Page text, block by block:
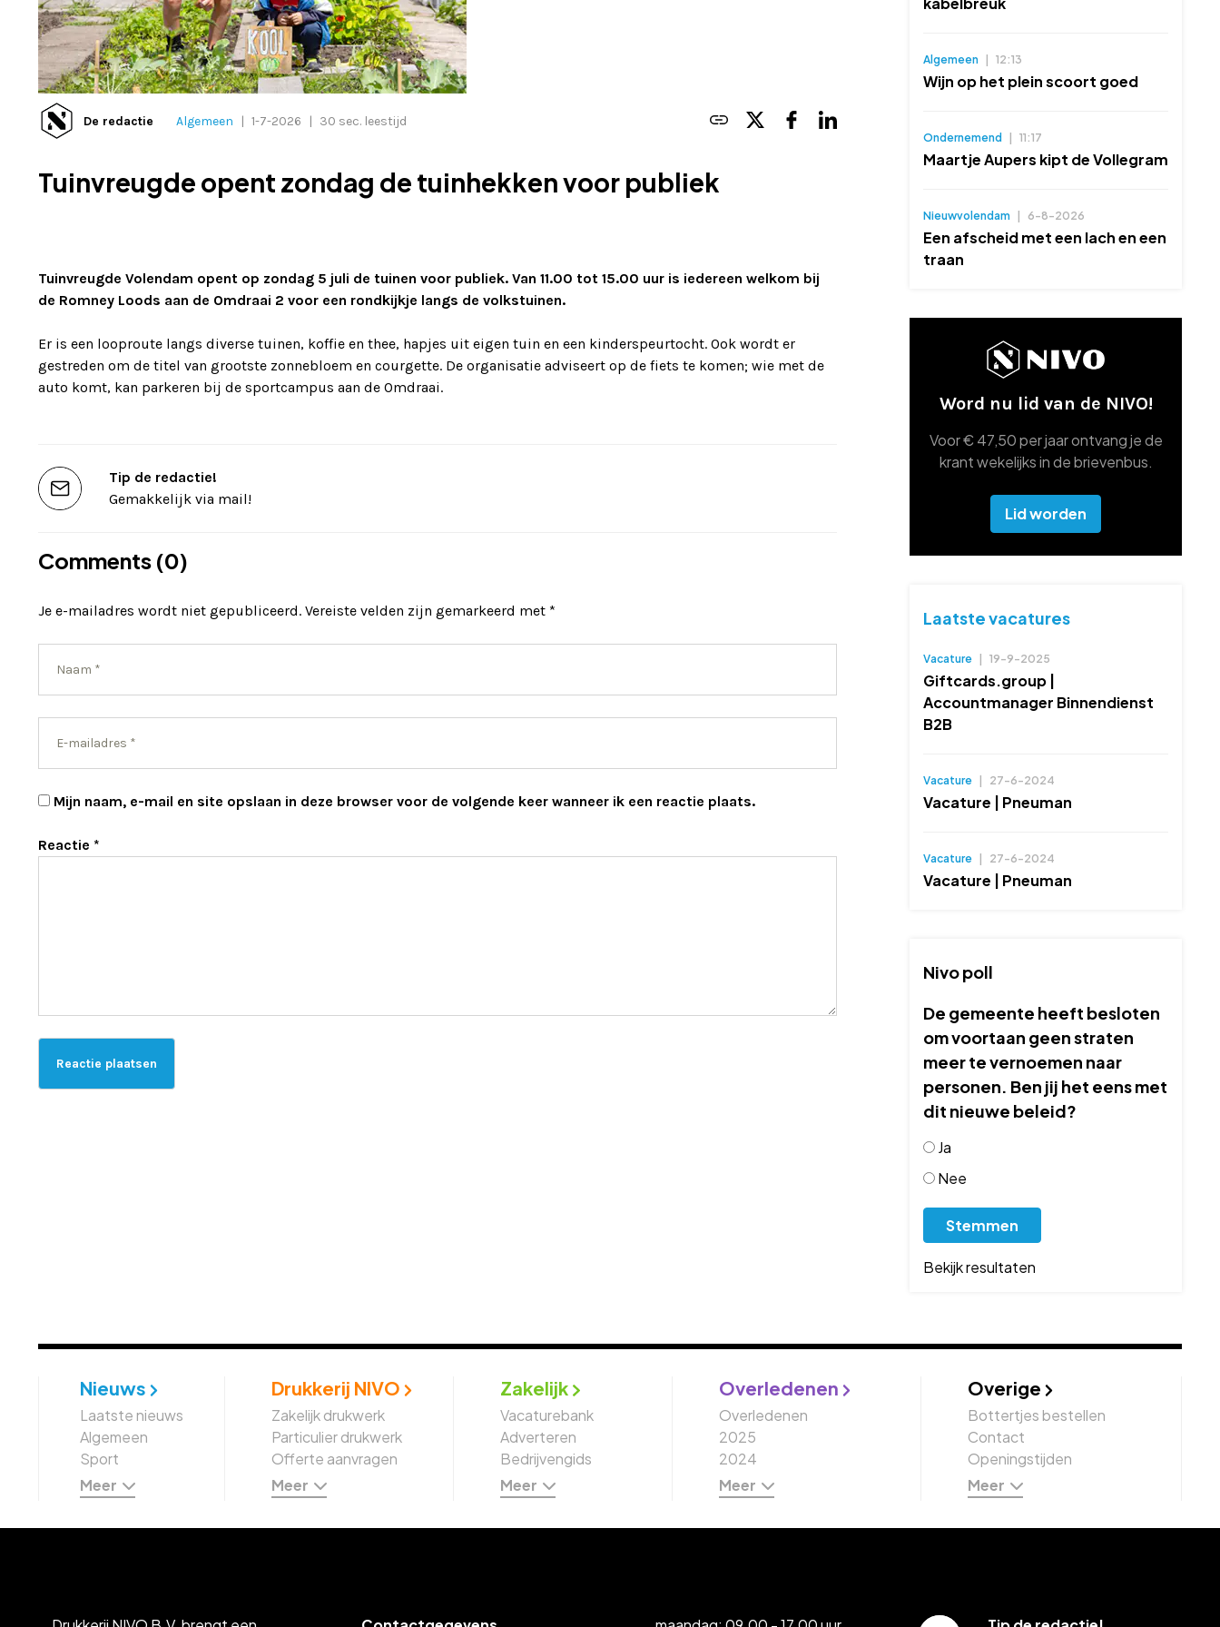
De redactie Algemeen | 1-7-2026 | 30 sec. leestijd
Tuinvreugde opent zondag de tuinhekken voor publiek
Tuinvreugde Volendam opent op zondag 5 juli de tuinen voor publiek. Van 11.00 tot 15.00 uur is iedereen welkom bij
de Romney Loods aan de Omdraai 2 voor een rondkijkje langs de volkstuinen.
Er is een looproute langs diverse tuinen, koffie en thee, hapjes uit eigen tuin en een kinderspeurtocht. Ook wordt er
gestreden om de titel van grootste zonnebloem en courgette. De organisatie adviseert op de fiets te komen; wie met de
auto komt, kan parkeren bij de sportcampus aan de Omdraai.
Tip de redactie!
Gemakkelijk via mail!
Comments (0)
Je e-mailadres wordt niet gepubliceerd. Vereiste velden zijn gemarkeerd met *
Mijn naam, e-mail en site opslaan in deze browser voor de volgende keer wanneer ik een reactie plaats.
Reactie *
Algemeen 12:13
Wijn op het plein scoort goed
Ondernemend 11:17
Maartje Aupers kipt de Vollegram
Nieuwvolendam 6-8-2026
Een afscheid met een lach en een
traan
Word nu lid van de NIVO!
Voor € 47,50 per jaar ontvang je de
krant wekelijks in de brievenbus.
Lid worden
Laatste vacatures
Vacature 19-9-2025
Giftcards.group |
Accountmanager Binnendienst
B2B
Vacature 27-6-2024
Vacature | Pneuman
Vacature 27-6-2024
Vacature | Pneuman
Nivo poll
De gemeente heeft besloten
om voortaan geen straten
meer te vernoemen naar
personen. Ben jij het eens met
dit nieuwe beleid?
Ja
Nee
Bekijk resultaten
Nieuws
Laatste nieuws
Algemeen
Sport
Meer
Drukkerij NIVO
Zakelijk drukwerk
Particulier drukwerk
Offerte aanvragen
Meer
Zakelijk
Vacaturebank
Adverteren
Bedrijvengids
Meer
Overledenen
Overledenen
2025
2024
Meer
Overige
Bottertjes bestellen
Contact
Openingstijden
Meer